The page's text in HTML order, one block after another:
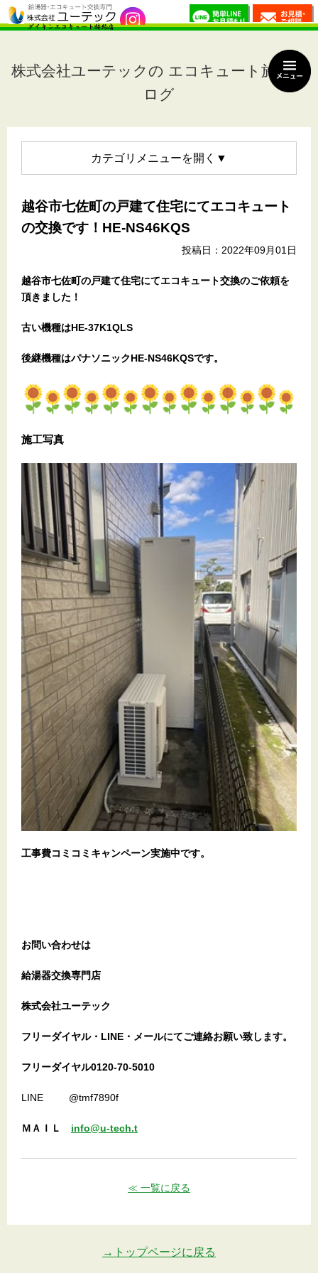
株式会社ユーテックの エコキュート施工ブ
ログ
カテゴリメニュー
越谷市七佐町の戸建て住宅にてエコキュート
の交換です！HE-NS46KQS
投稿日：2022年09月01日
越谷市七佐町の戸建て住宅にてエコキュート交換のご依頼を
頂きました！
古い機種はHE-37K1QLS
後継機種はパナソニックHE-NS46KQSです。
施工写真
工事費コミコミキャンペーン実施中です。
お問い合わせは
給湯器交換専門店
株式会社ユーテック
フリーダイヤル・LINE・メールにてご連絡お願い致します。
フリーダイヤル0120-70-5010
LINE @tmf7890f
ＭＡＩＬ info@u-tech.t
≪ 一覧に戻る
→トップページに戻る